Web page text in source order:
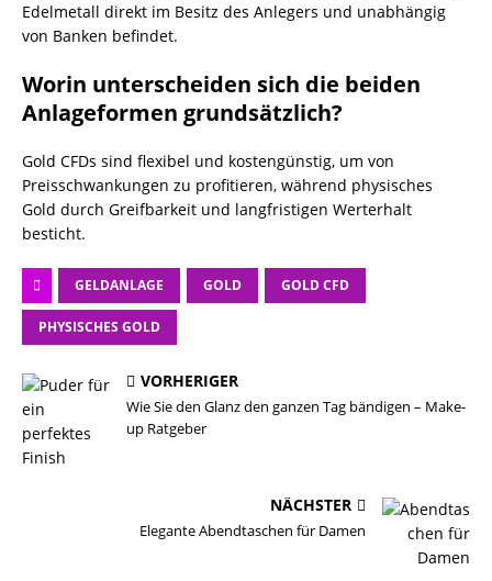
Edelmetall direkt im Besitz des Anlegers und unabhängig
von Banken befindet.
Worin unterscheiden sich die beiden
Anlageformen grundsätzlich?
Gold CFDs sind flexibel und kostengünstig, um von
Preisschwankungen zu profitieren, während physisches
Gold durch Greifbarkeit und langfristigen Werterhalt
besticht.
GELDANLAGE GOLD GOLD CFD
PHYSISCHES GOLD
VORHERIGER
Wie Sie den Glanz den ganzen Tag bändigen – Make-
up Ratgeber
NÄCHSTER
Elegante Abendtaschen für Damen